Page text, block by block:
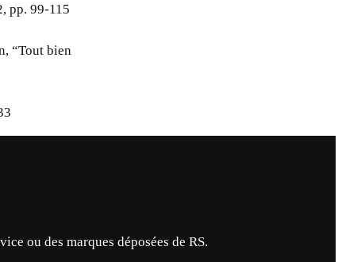
pp. 99-115
“Tout bien
ou des marques déposées de RS.